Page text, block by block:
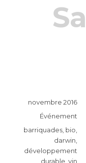
Publié
novembre 2016
Catégories
Événement
Étiquettes
barriquades bio
darwin
développement
durable vin